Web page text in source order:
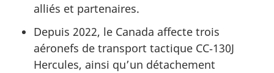
alliés et partenaires.
Depuis 2022, le Canada affecte trois
aéronefs de transport tactique CC‑130J
Hercules, ainsi qu’un détachement